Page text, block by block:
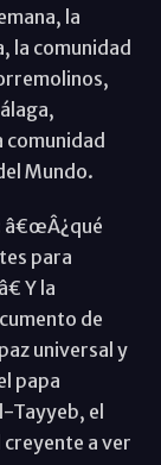
la
la comunidad
Mundo.
â€œÂ¿qué
para
Y la
de
universal y
papa
Tayyeb, el
a ver